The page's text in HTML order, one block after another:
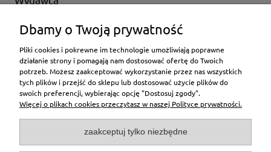
Wybierz producenta
Moje konto
Płatności i dostawa
Pomoc
Dbamy o Twoją prywatność
Pliki cookies i pokrewne im technologie umożliwiają poprawne
działanie strony i pomagają nam dostosować ofertę do Twoich
potrzeb. Możesz zaakceptować wykorzystanie przez nas wszystkich
tych plików i przejść do sklepu lub dostosować użycie plików do
swoich preferencji, wybierając opcję "Dostosuj zgody".
Więcej o plikach cookies przeczytasz w naszej Polityce prywatności.
zaakceptuj tylko niezbędne